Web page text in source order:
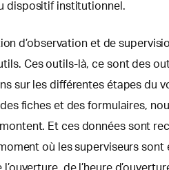
dispositif institutionnel.
d’observation et de
Ces outils-là, ce sont des
sur les différentes étapes du
fiches et des formulaires,
Et ces données sont
où les superviseurs